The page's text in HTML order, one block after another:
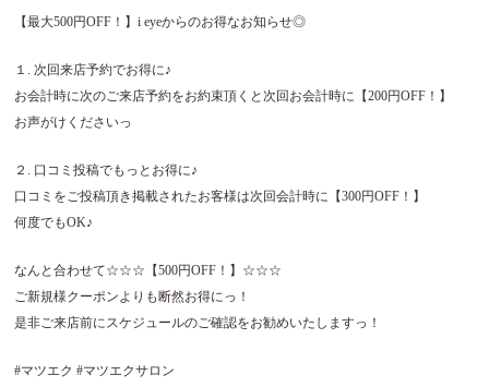
【最大500円OFF！】i eyeからのお得なお知らせ◎
１. 次回来店予約でお得に♪
お会計時に次のご来店予約をお約束頂くと次回お会計時に【200円OFF！】
お声がけくださいっ
２. 口コミ投稿でもっとお得に♪
口コミをご投稿頂き掲載されたお客様は次回会計時に【300円OFF！】
何度でもOK♪
なんと合わせて☆☆☆【500円OFF！】☆☆☆
ご新規様クーポンよりも断然お得にっ！
是非ご来店前にスケジュールのご確認をお勧めいたしますっ！
#マツエク #マツエクサロン